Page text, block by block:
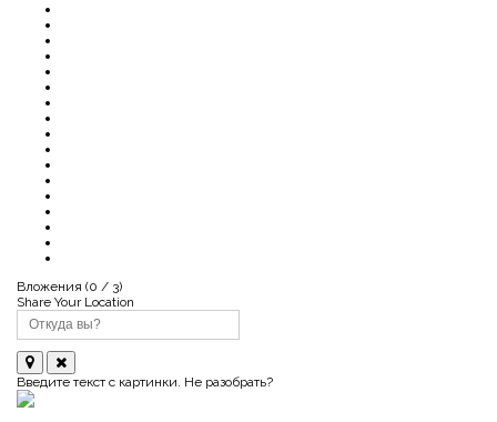
Вложения (0 / 3)
Share Your Location
Введите текст с картинки. Не разобрать?